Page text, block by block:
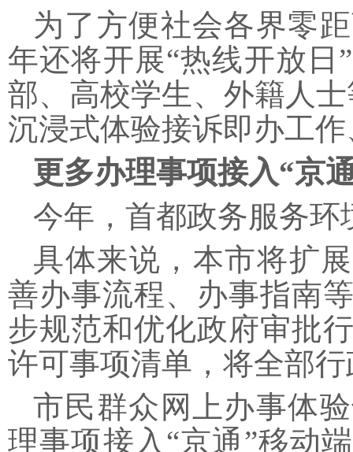
为了方便社会各界零
年还将开展“热线开放日
部、高校学生、外籍人
沉浸式体验接诉即办工
更多办理事项接入“京
今年，首都政务服务环
具体来说，本市将扩展
善办事流程、办事指南
步规范和优化政府审批
许可事项清单，将全部
市民群众网上办事体
理事项接入 “京通”移动